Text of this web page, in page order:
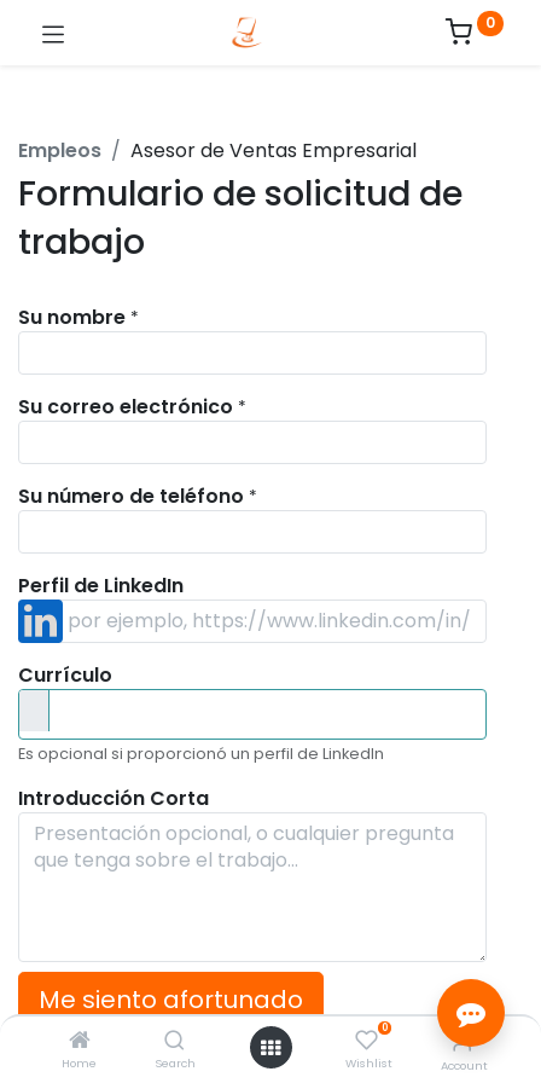
Home Search
0
Wishlist Account
0
Empleos Asesor de Ventas Empresarial
Formulario de solicitud de
trabajo
Su nombre *
Su correo electrónico *
Su número de teléfono *
Perfil de LinkedIn
Currículo
Es opcional si proporcionó un perfil de LinkedIn
Introducción Corta
Me siento afortunado